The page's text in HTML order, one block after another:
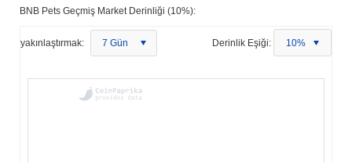
BNB Pets Geçmiş Market Derinliği (10%):
yakınlaştırmak: 7 Gün Derinlik Eşiği: 10%